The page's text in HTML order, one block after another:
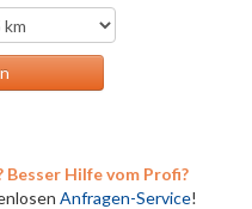
Besser Hilfe vom Profi?
Anfragen-Service!